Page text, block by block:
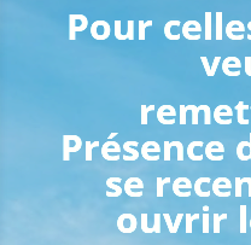
Pour
Présence
se
ouvrir